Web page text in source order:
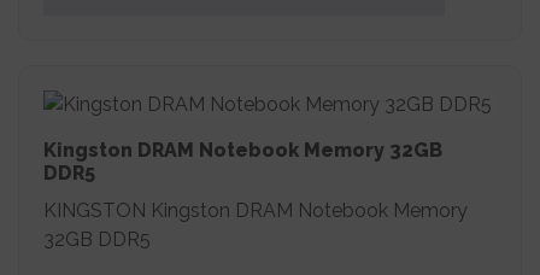
Kingston DRAM Notebook Memory 32GB
DDR5
KINGSTON Kingston DRAM Notebook Memory
32GB DDR5